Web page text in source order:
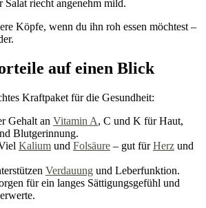
Salat riecht angenehm mild.
Köpfe, wenn du ihn roh essen möchtest –
auf einen Blick
Kraftpaket für die Gesundheit:
Gehalt an Vitamin A, C und K für Haut,
Blutgerinnung.
Kalium und Folsäure – gut fürHerz und
Verdauung und Leberfunktion.
für ein langes Sättigungsgefühl und